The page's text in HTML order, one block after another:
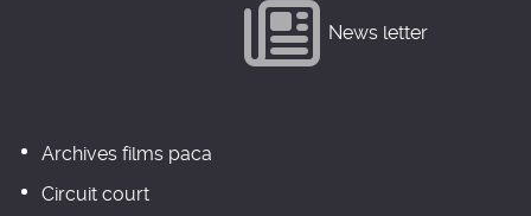
News letter
Archives films paca
Circuit court